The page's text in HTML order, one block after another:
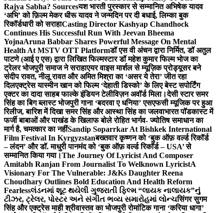
Rajya Sabha? Sourcesयश भारती पुरस्कार से सम्मानित अभिषेक यादव
‘अभि’ को फ़िल्म मेकर धीरू यादव ने जन्मदिन पर दी बधाई, लिम्का बुक
रिकॉर्डधारी को सराहाCasting Director Kashyap Chandhock
Continues His Successful Run With Jeevan Bheema
YojnaAruna Babbar Shares Powerful Message On Mental
Health At MSTV OTT Platformडॉ एस वी अंचन द्वारा निर्मित, डॉ अतुल
पाटणे (आई ए एस) द्वारा लिखित फिल्मस्टार डॉ महेश कुमार फिल्म भोज का
ट्रेलर भोजपुरी समाज ने सराहाएयर वाइस मार्शल से म्यूज़िक प्रोड्यूसर बने
संदीप रावत, नीलू रावत और अमित मिश्रा का ‘असर ये तेरा’ जीत रहा
दिलएक्ट्रेस यास्मीन खान को फिल्म ‘देहाती डिस्को’ के लिए बेस्ट सपोर्टिंग
एक्टर का दादा साहब फाल्के इंडियन टेलीविज़न अवॉर्ड मिला।देसी स्टार समर
सिंह का बिग ब्लास्ट भोजपुरी गाना ‘बदरवा ए धनिया’ एसएफसी म्यूजिक पर हुआ
रिलीज, बारिश में दिखा समर सिंह और आस्था सिंह का जलवाभारत पॉडकास्ट में
फर्जी बाबाओं और पाखंड के खिलाफ बोले रोहित भार्गव- ज्योतिष समाधान का
मार्ग है, चमत्कार का नहींSandip Soparrkar At Bishkek International
Film Festival In Kyrgyzstanबख्तवार कृष्णन को ‘बुक ऑफ़ वर्ल्ड रिकॉर्ड
– लंदन’ और डॉ. माधुरी पानमंद को ‘बुक ऑफ़ वर्ल्ड रिकॉर्ड – USA’ से
सम्मानित किया गया।The Journey Of Lyricist And Composer
Amitabh Ranjan From Journalist To Welknown LyricistA
Visionary For The Vulnerable: J&Ks Daughter Reena
Choudhary Outlines Bold Education And Health Reform
Fearlessલંડનમાં શૂટ થયેલી ગુજરાતી ફિલ્મ “લાયક નાલાયક”નું
ટીઝર, ટ્રેલર, પોસ્ટર અને સંગીત ભવ્ય સમારોહમાં લોન્ચसिंगर सुगम
सिंह और एक्ट्रेस माही श्रीवास्तव का भोजपुरी रोमांटिक गाना ‘करिया धागा’